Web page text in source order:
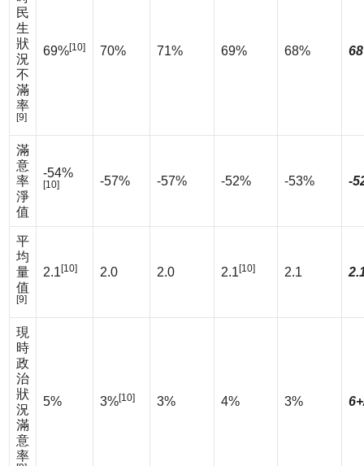
民
生
狀
況
不
滿
率
[9]
69%[10] 70% 71% 69% 68%
滿
意
率
淨
值
-54%
[10] -57% -57% -52% -53% -
平
均
量
值
[9]
2.1 [10] 2.0 2.0 2.1 [10] 2.1
現
時
政
治
狀
況
滿
意
率
5% 3%[10] 3% 4% 3%